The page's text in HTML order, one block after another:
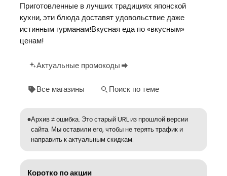
Приготовленные в лучших традициях японской
кухни, эти блюда доставят удовольствие даже
истинным гурманам!Вкусная еда по «вкусным»
ценам!
Актуальные промокоды
Все магазины Поиск по теме
Архив ≠ ошибка. Это старый URL из прошлой версии
сайта. Мы оставили его, чтобы не терять трафик и
направить к актуальным скидкам.
Коротко по акции